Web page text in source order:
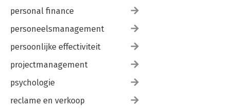
personal finance
personeelsmanagement
persoonlijke effectiviteit
projectmanagement
psychologie
reclame en verkoop